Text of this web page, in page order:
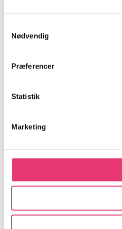
Nødvendig
Præferencer
Statistik
Marketing